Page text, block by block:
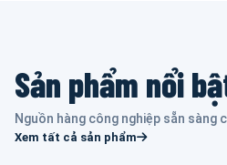
Sản phẩm nổi
Nguồn hàng công nghiệp sẵn sàng
Xem tất cả sản phẩm